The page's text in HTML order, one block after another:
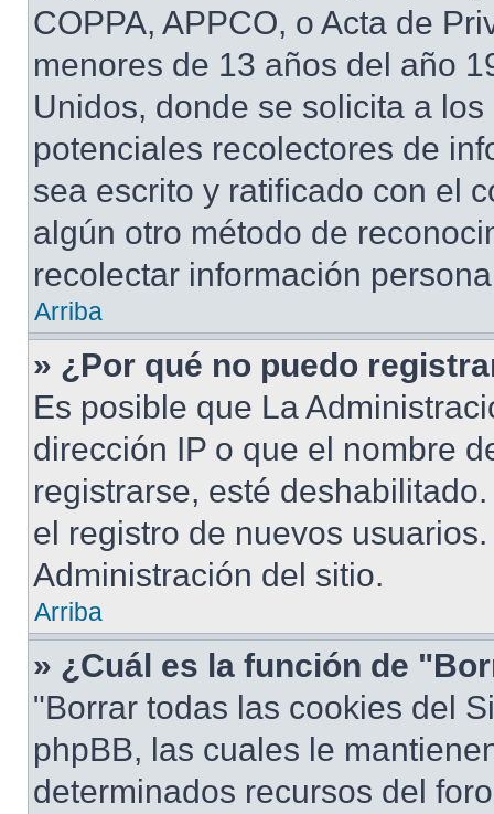
COPPA, APPCO, o Acta de
menores de 13 años del año
Unidos, donde se solicita a
potenciales recolectores de
sea escrito y ratificado con el
algún otro método de
recolectar información
Arriba
» ¿Por qué no puedo
Es posible que La
dirección IP o que el nombre
registrarse, esté
el registro de nuevos
Administración del sitio.
Arriba
» ¿Cuál es la función de
"Borrar todas las cookies del
phpBB, las cuales le
determinados recursos del